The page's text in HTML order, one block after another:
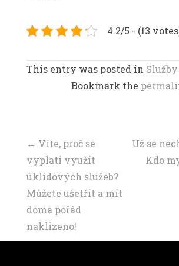
4.2/5 - (13
This entry was posted in Služby
Bookmark the
Navigace
příspěvku
← Víte, proč se
vyplatí využít
úklidových služeb?
Můžete ušetřit a mít
doma pořád
naklizeno!
Už se
Kdo